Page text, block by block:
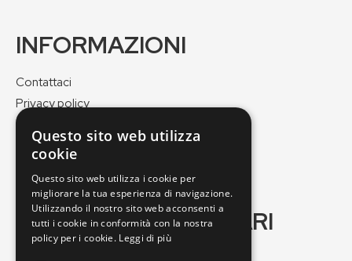
INFORMAZIONI
Contattaci
Privacy policy
Cookie policy
Pagamenti e spedizioni
GEO VERDE DI SOGARI
MASSIMO
Questo sito web utilizza
cookie
Questo sito web utilizza i cookie per
migliorare la tua esperienza di navigazione.
Utilizzando il nostro sito web acconsenti a
tutti i cookie in conformità con la nostra
policy per i cookie. Leggi di più